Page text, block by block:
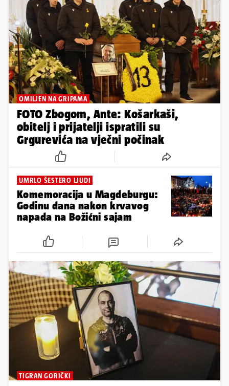
OMILJEN NA GRIPAMA
FOTO Zbogom, Ante: Košarkaši,
obitelj i prijatelji ispratili su
Grgurevića na vječni počinak
UMRLO ŠESTERO LJUDI
Komemoracija u Magdeburgu:
Godinu dana nakon krvavog
napada na Božićni sajam
TIGRAN GORIČKI